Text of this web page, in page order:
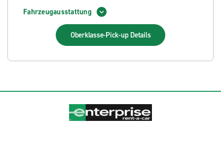
Fahrzeugausstattung
Oberklasse-Pick-up Details